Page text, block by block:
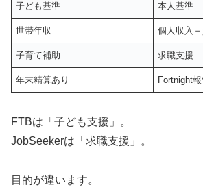
子ども基準 本人基準
世帯年収 個人収入
子育て補助 求職支援
年末精算あり Fortnight
FTBは「子ども支援」。
JobSeekerは「求職支援」。
目的が違います。